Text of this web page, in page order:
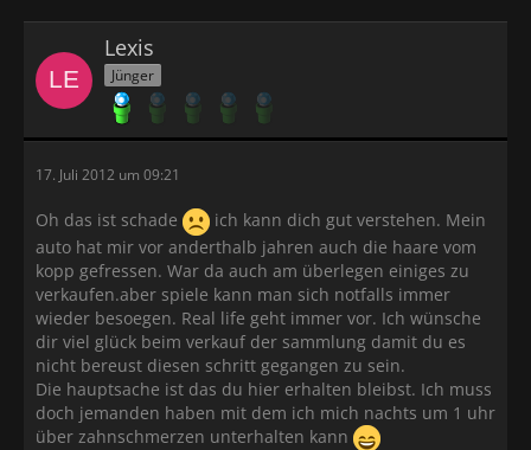
Lexis
Jünger
17. Juli 2012 um 09:21
Oh das ist schade
ich kann dich gut verstehen. Mein
auto hat mir vor anderthalb jahren auch die haare vom
kopp gefressen. War da auch am überlegen einiges zu
verkaufen.aber spiele kann man sich notfalls immer
wieder besoegen. Real life geht immer vor. Ich wünsche
dir viel glück beim verkauf der sammlung damit du es
nicht bereust diesen schritt gegangen zu sein.
Die hauptsache ist das du hier erhalten bleibst. Ich muss
doch jemanden haben mit dem ich mich nachts um 1 uhr
über zahnschmerzen unterhalten kann